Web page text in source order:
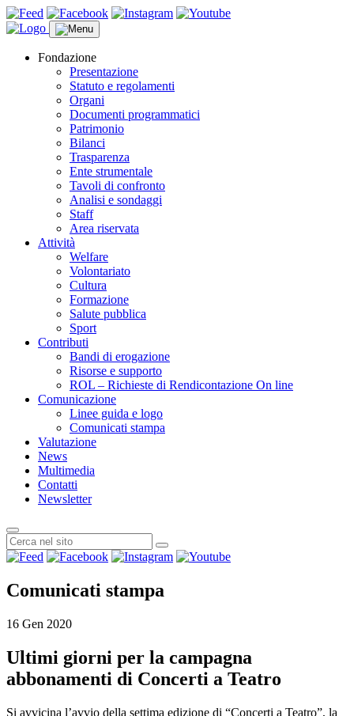
Fondazione
Presentazione
Statuto e regolamenti
Organi
Documenti programmatici
Patrimonio
Bilanci
Trasparenza
Ente strumentale
Tavoli di confronto
Analisi e sondaggi
Staff
Area riservata
Attività
Welfare
Volontariato
Cultura
Formazione
Salute pubblica
Sport
Contributi
Bandi di erogazione
Risorse e supporto
ROL – Richieste di Rendicontazione On line
Comunicazione
Linee guida e logo
Comunicati stampa
Valutazione
News
Multimedia
Contatti
Newsletter
Comunicati stampa
16 Gen 2020
Ultimi giorni per la campagna
abbonamenti di Concerti a Teatro
Si avvicina l’avvio della settima edizione di “Concerti a Teatro”, la